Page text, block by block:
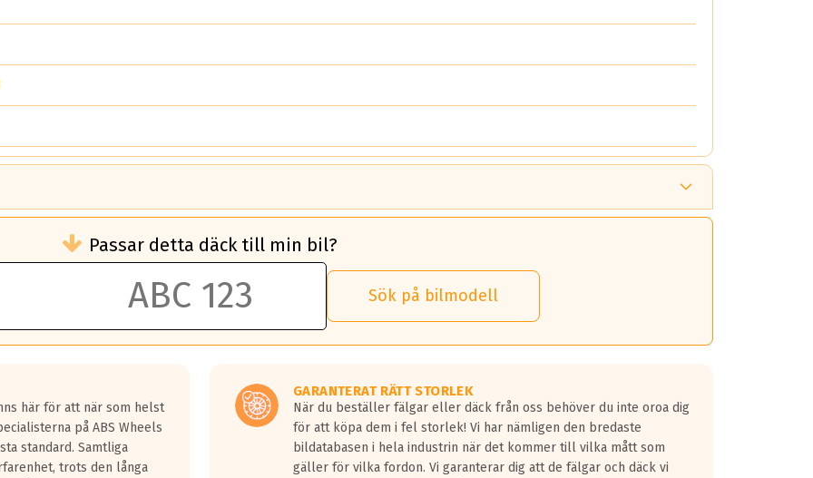
än ett klass G däck.
50 liter bränsle med ett klass A däck gentemot ett klass G däck.
vilken rutt du kör, samt vilken körstil du använder.
lastbilar.
på en väg där det ligger 0.5-1.5 mm vatten.
fyra billängder( ca 18meter) mellan däck med betyg A gentemot
Passar detta däck till min bil?
Sök på bilmodell
här för att när som helst
på ABS Wheels
standard. Samtliga
trots den långa
GARANTERAT RÄTT STORLEK
När du beställer fälgar eller däck från oss behöver du inte oroa dig
för att köpa dem i fel storlek! Vi har nämligen den bredaste
bildatabasen i hela industrin när det kommer till vilka mått som
gäller för vilka fordon. Vi garanterar dig att de fälgar och däck vi